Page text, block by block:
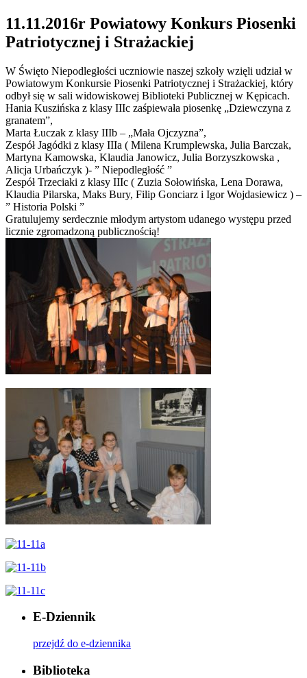
11.11.2016r Powiatowy Konkurs Piosenki
Patriotycznej i Strażackiej
W Święto Niepodległości uczniowie naszej szkoły wzięli udział w
Powiatowym Konkursie Piosenki Patriotycznej i Strażackiej, który
odbył się w sali widowiskowej Biblioteki Publicznej w Kępicach.
Hania Kuszińska z klasy IIIc zaśpiewała piosenkę „Dziewczyna z
granatem”,
Marta Łuczak z klasy IIIb – „Mała Ojczyzna”,
Zespół Jagódki z klasy IIIa ( Milena Krumplewska, Julia Barczak,
Martyna Kamowska, Klaudia Janowicz, Julia Borzyszkowska ,
Alicja Urbańczyk )- ” Niepodległość ”
Zespół Trzeciaki z klasy IIIc ( Zuzia Sołowińska, Lena Dorawa,
Klaudia Pilarska, Maks Bury, Filip Gonciarz i Igor Wojdasiewicz ) –
” Historia Polski ”
Gratulujemy serdecznie młodym artystom udanego występu przed
licznie zgromadzoną publicznością!
E-Dziennik
przejdź do e-dziennika
Biblioteka